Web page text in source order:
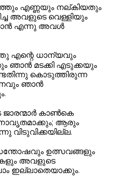
എണ്ണയും നല്കിയതും
അവളുടെ വെള്ളിയും
ഞാൻ എന്നു അവൾ
എന്റെ ധാന്യവും
ഞാൻ മടക്കി എടുക്കയും
കൊടുത്തിരുന്ന
ഞാൻ
കാൺകെ
ആരും
വിടുവിക്കയില്ല.
ഉത്സവങ്ങളും
അവളുടെ
ഇല്ലാതെയാക്കും.